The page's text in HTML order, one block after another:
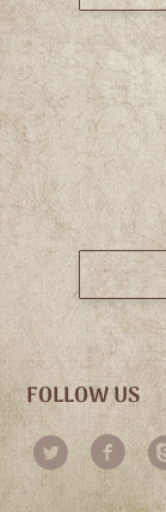
FOLLOW US